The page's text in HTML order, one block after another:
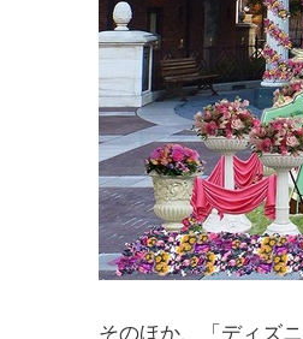
そのほか、「ディズ